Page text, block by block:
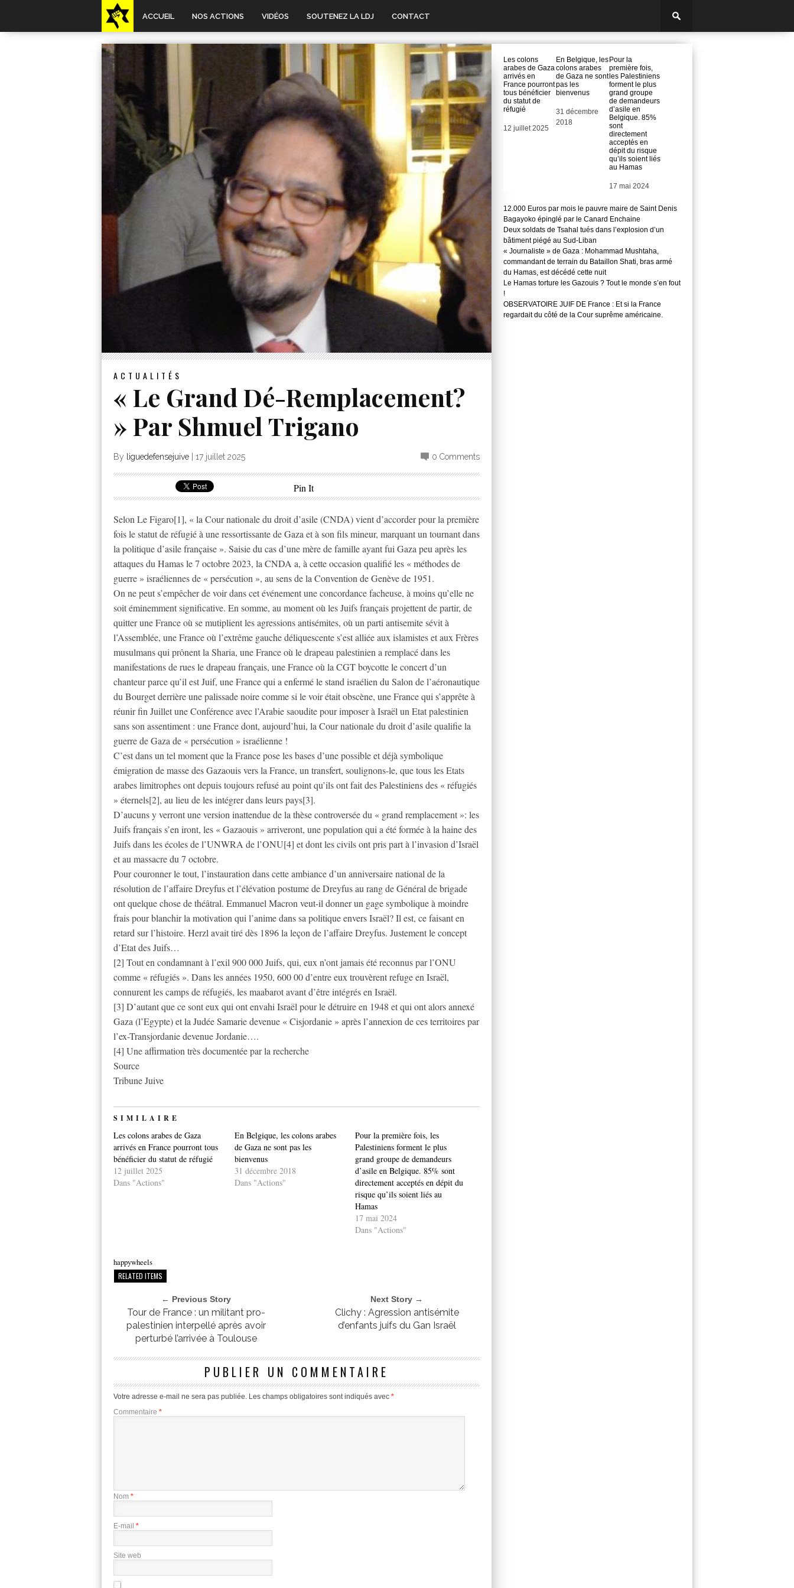
ACCUEIL NOS ACTIONS VIDÉOS SOUTENEZ LA LDJ CONTACT
ACTUALITÉS
« Le Grand Dé-Remplacement?
» Par Shmuel Trigano
By liguedefensejuive 17 juillet 2025 0 Comments
Pin It
Selon Le Figaro[1], « la Cour nationale du droit d’asile (CNDA) vient d’accorder pour la première
fois le statut de réfugié à une ressortissante de Gaza et à son fils mineur, marquant un tournant dans
la politique d’asile française ». Saisie du cas d’une mère de famille ayant fui Gaza peu après les
attaques du Hamas le 7 octobre 2023, la CNDA a, à cette occasion qualifié les « méthodes de
guerre » israéliennes de « persécution », au sens de la Convention de Genève de 1951.
On ne peut s’empêcher de voir dans cet événement une concordance facheuse, à moins qu’elle ne
soit éminemment significative. En somme, au moment où les Juifs français projettent de partir, de
quitter une France où se mutiplient les agressions antisémites, où un parti antisemite sévit à
l’Assemblée, une France où l’extrême gauche déliquescente s’est alliée aux islamistes et aux Frères
musulmans qui prônent la Sharia, une France où le drapeau palestinien a remplacé dans les
manifestations de rues le drapeau français, une France où la CGT boycotte le concert d’un
chanteur parce qu’il est Juif, une France qui a enfermé le stand israélien du Salon de l’aéronautique
du Bourget derrière une palissade noire comme si le voir était obscène, une France qui s’apprête à
réunir fin Juillet une Conférence avec l’Arabie saoudite pour imposer à Israël un Etat palestinien
sans son assentiment : une France dont, aujourd’hui, la Cour nationale du droit d’asile qualifie la
guerre de Gaza de « persécution » israélienne !
C’est dans un tel moment que la France pose les bases d’une possible et déjà symbolique
émigration de masse des Gazaouis vers la France, un transfert, soulignons-le, que tous les Etats
arabes limitrophes ont depuis toujours refusé au point qu’ils ont fait des Palestiniens des « réfugiés
» éternels[2], au lieu de les intégrer dans leurs pays[3].
D’aucuns y verront une version inattendue de la thèse controversée du « grand remplacement »: les
Juifs français s’en iront, les « Gazaouis » arriveront, une population qui a été formée à la haine des
Juifs dans les écoles de l’UNWRA de l’ONU[4] et dont les civils ont pris part à l’invasion d’Israël
et au massacre du 7 octobre.
Pour couronner le tout, l’instauration dans cette ambiance d’un anniversaire national de la
résolution de l’affaire Dreyfus et l’élévation postume de Dreyfus au rang de Général de brigade
ont quelque chose de théâtral. Emmanuel Macron veut-il donner un gage symbolique à moindre
frais pour blanchir la motivation qui l’anime dans sa politique envers Israël? Il est, ce faisant en
retard sur l’histoire. Herzl avait tiré dès 1896 la leçon de l’affaire Dreyfus. Justement le concept
d’Etat des Juifs…
[2] Tout en condamnant à l’exil 900 000 Juifs, qui, eux n’ont jamais été reconnus par l’ONU
comme « réfugiés ». Dans les années 1950, 600 00 d’entre eux trouvèrent refuge en Israël,
connurent les camps de réfugiés, les maabarot avant d’être intégrés en Israël.
[3] D’autant que ce sont eux qui ont envahi Israël pour le détruire en 1948 et qui ont alors annexé
Gaza (l’Egypte) et la Judée Samarie devenue « Cisjordanie » après l’annexion de ces territoires par
l’ex-Transjordanie devenue Jordanie….
[4] Une affirmation très documentée par la recherche
Source
Tribune Juive
SIMILAIRE
Les colons arabes de Gaza
arrivés en France pourront tous
bénéficier du statut de réfugié
12 juillet 2025
Dans "Actions"
En Belgique, les colons arabes
de Gaza ne sont pas les
bienvenus
31 décembre 2018
Dans "Actions"
Pour la première fois, les
Palestiniens forment le plus
grand groupe de demandeurs
d’asile en Belgique. 85% sont
directement acceptés en dépit du
risque qu’ils soient liés au
Hamas
17 mai 2024
Dans "Actions"
happywheels
RELATED ITEMS
← Previous Story
Tour de France : un militant pro-
palestinien interpellé après avoir
perturbé l’arrivée à Toulouse
Next Story →
Clichy : Agression antisémite
d’enfants juifs du Gan Israël
PUBLIER UN COMMENTAIRE
Votre adresse e-mail ne sera pas publiée. Les champs obligatoires sont indiqués avec *
Commentaire *
Nom *
E-mail *
Site web
Les colons
arabes de Gaza
arrivés en
France pourront
tous bénéficier
du statut de
réfugié
Date
12 juillet 2025
En Belgique, les
colons arabes
de Gaza ne sont
pas les
bienvenus
Date
31 décembre
2018
Pour la
première fois,
les Palestiniens
forment le plus
grand groupe
de demandeurs
d’asile en
Belgique. 85%
sont
directement
acceptés en
dépit du risque
qu’ils soient liés
au Hamas
Date
17 mai 2024
12.000 Euros par mois le pauvre maire de Saint Denis
Bagayoko épinglé par le Canard Enchaine
Deux soldats de Tsahal tués dans l’explosion d’un
bâtiment piégé au Sud-Liban
« Journaliste » de Gaza : Mohammad Mushtaha,
commandant de terrain du Bataillon Shati, bras armé
du Hamas, est décédé cette nuit
Le Hamas torture les Gazouis ? Tout le monde s’en fout
!
OBSERVATOIRE JUIF DE France : Et si la France
regardait du côté de la Cour suprême américaine.